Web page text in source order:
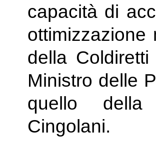
capacità di
della
Ministro delle
quello della
Cingolani.